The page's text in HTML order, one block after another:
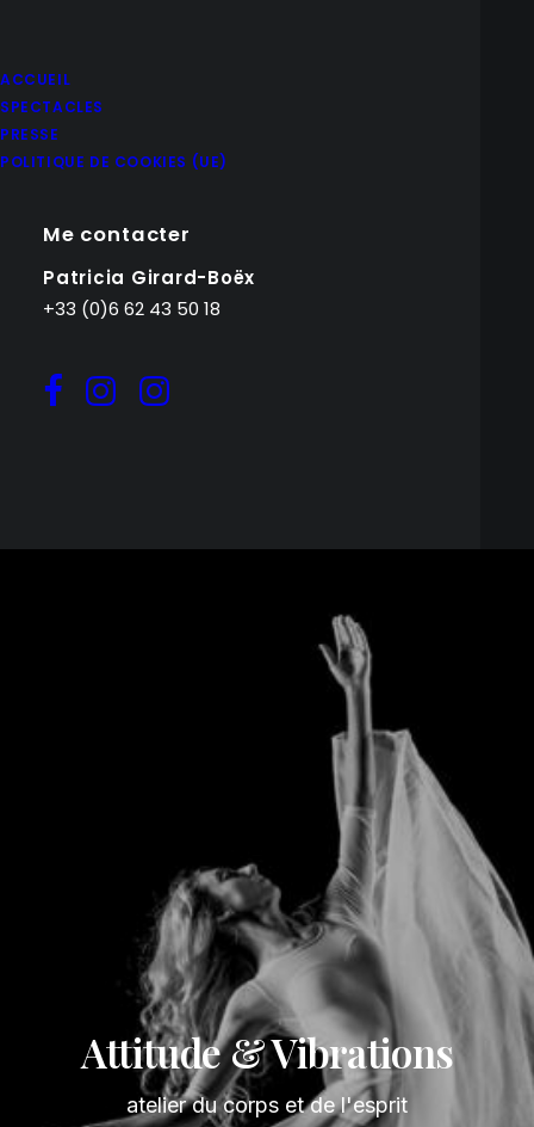
ACCUEIL
SPECTACLES
PRESSE
POLITIQUE DE COOKIES (UE)
Me contacter
Patricia Girard-Boëx
+33 (0)6 62 43 50 18
Attitude & Vibrations
atelier du corps et de l'esprit